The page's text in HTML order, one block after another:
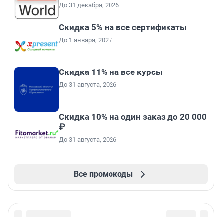
До 31 декабря, 2026
Скидка 5% на все сертификаты
До 1 января, 2027
Скидка 11% на все курсы
До 31 августа, 2026
Скидка 10% на один заказ до 20 000
₽
До 31 августа, 2026
Все промокоды